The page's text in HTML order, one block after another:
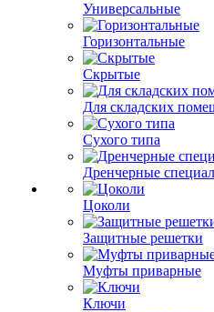
Универсальные
Горизонтальные
Скрытые
Для складских
Сухого типа
Дренчерные
Цоколи
Защитные решетки
Муфты приварные
Ключи